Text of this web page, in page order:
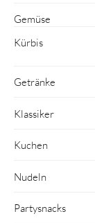
Gemüse
Kürbis
Getränke
Klassiker
Kuchen
Nudeln
Partysnacks